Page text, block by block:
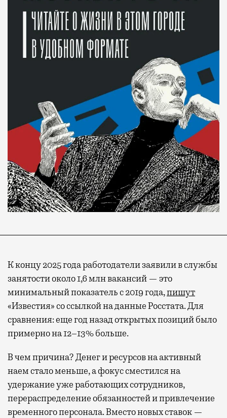
К концу 2025 года работодатели заявили в службы
занятости около 1,6 млн вакансий — это
минимальный показатель с 2019 года,пишут
«Известия» со ссылкой на данные Росстата. Для
сравнения: еще год назад открытых позиций было
примерно на 12–13% больше.
В чем причина? Денег и ресурсов на активный
наем стало меньше, а фокус сместился на
удержание уже работающих сотрудников,
перераспределение обязанностей и привлечение
временного персонала. Вместо новых ставок —